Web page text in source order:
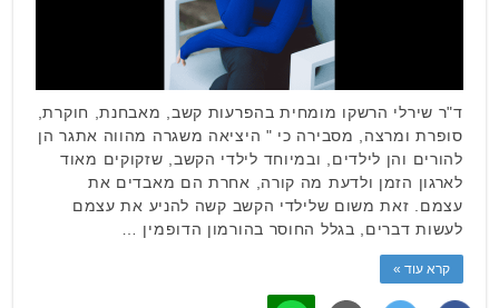
ד"ר שירלי הרשקו מומחית בהפרעות קשב, מאבחנת, חוקרת,
סופרת ומרצה, מסבירה כי " היציאה משגרה מהווה אתגר הן
להורים והן לילדים, ובמיוחד לילדי הקשב, שזקוקים מאוד
לארגון הזמן ולדעת מה קורה, אחרת הם מאבדים את
עצמם. זאת משום שלילדי הקשב קשה להניע את עצמם
לעשות דברים, בגלל החוסר בהורמון הדופמין …
קרא עוד »